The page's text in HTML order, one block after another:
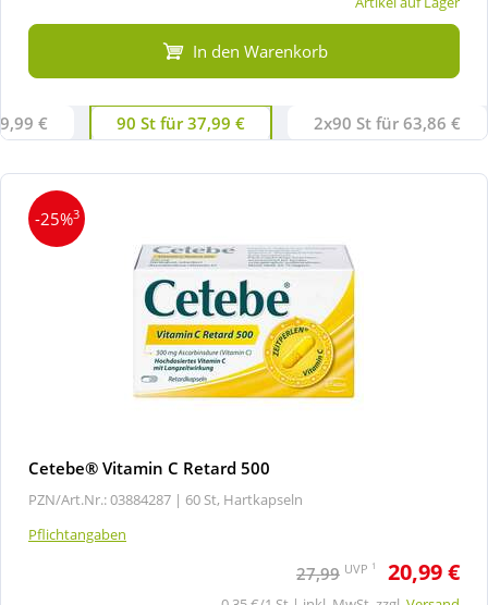
In den Warenkorb
€ 90 St für 37,99 € 2x90 St für 63,86 €
-25%3
Cetebe® Vitamin C Retard 500
PZN/Art.Nr.: 03884287 | 60 St, Hartkapseln
Pflichtangaben
27,99 UVP 1 20,99 €